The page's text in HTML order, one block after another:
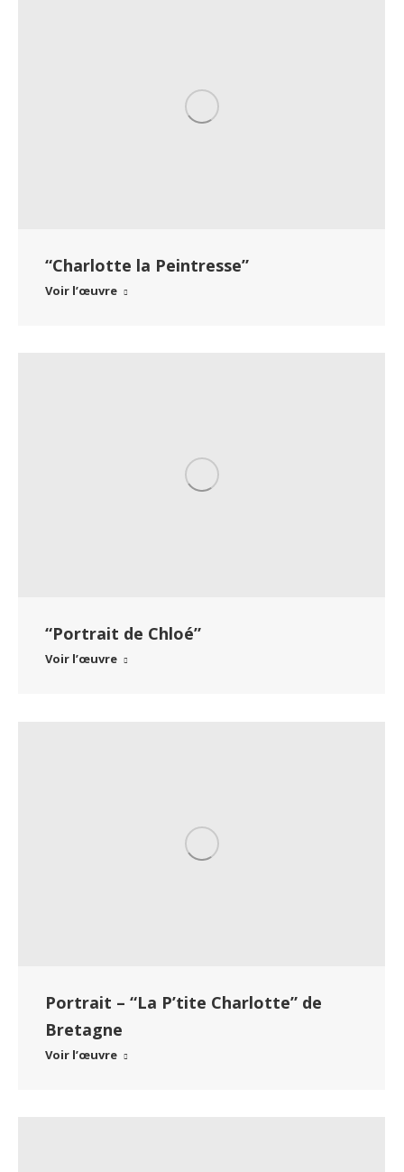
“Charlotte la Peintresse”
Voir l’œuvre
“Portrait de Chloé”
Voir l’œuvre
Portrait – “La P’tite Charlotte” de
Bretagne
Voir l’œuvre